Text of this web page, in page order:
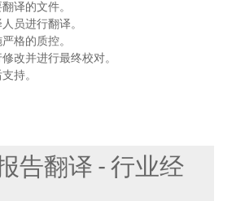
译的文件。
员进行翻译。
格的质控。
改并进行最终校对。
持。
告翻译 - 行业经